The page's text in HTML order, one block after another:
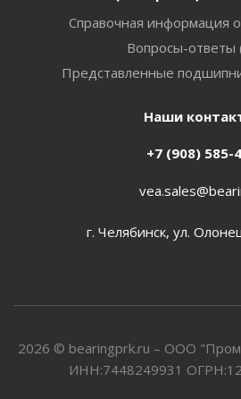
Справочная информация
Вопросы-ответы
Представленные
Наши
+7 (908) 585-
г. Челябинск, ул.
2026 © bearingprk.ru – ООО
ИНН:7448249931